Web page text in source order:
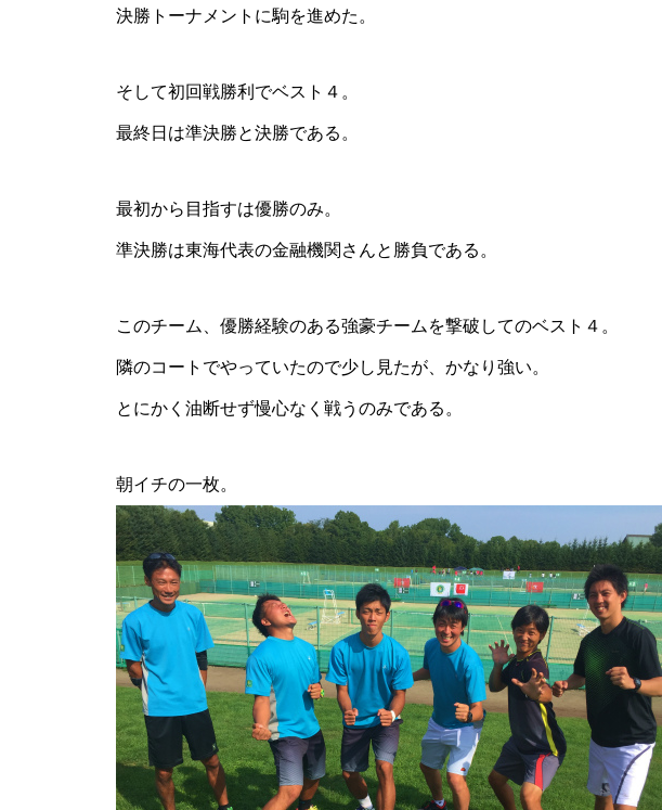
決勝トーナメントに駒を進めた。
そして初回戦勝利でベスト４。
最終日は準決勝と決勝である。
最初から目指すは優勝のみ。
準決勝は東海代表の金融機関さんと勝負である。
このチーム、優勝経験のある強豪チームを撃破してのベスト４。
隣のコートでやっていたので少し見たが、かなり強い。
とにかく油断せず慢心なく戦うのみである。
朝イチの一枚。